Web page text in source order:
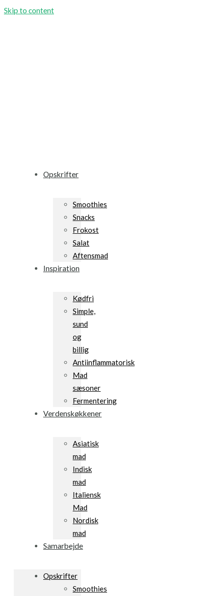
Skip to content
Opskrifter
Smoothies
Snacks
Frokost
Salat
Aftensmad
Inspiration
Kødfri
Simple,
sund
og
billig
Antiinflammatorisk
Mad
sæsoner
Fermentering
Verdenskøkkener
Asiatisk
mad
Indisk
mad
Italiensk
Mad
Nordisk
mad
Samarbejde
Opskrifter
Smoothies